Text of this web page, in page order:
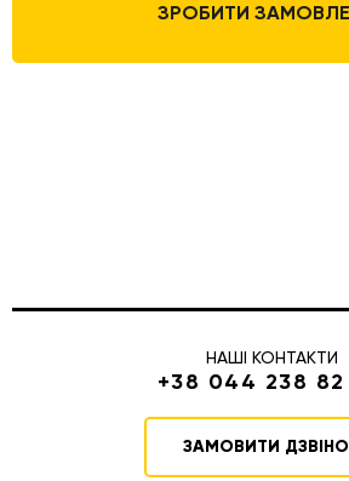
ЗРОБИТИ
НАШІ КОНТАКТИ
+38 044 238
ЗАМОВИТИ